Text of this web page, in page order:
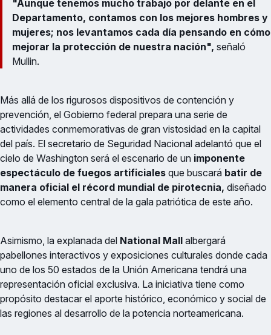
"Aunque tenemos mucho trabajo por delante en el
Departamento, contamos con los mejores hombres y
mujeres; nos levantamos cada día pensando en cómo
mejorar la protección de nuestra nación", señaló
Mullin.
Más allá de los rigurosos dispositivos de contención y
prevención, el Gobierno federal prepara una serie de
actividades conmemorativas de gran vistosidad en la capital
del país. El secretario de Seguridad Nacional adelantó que el
cielo de Washington será el escenario de un imponente
espectáculo de fuegos artificiales que buscará batir de
manera oficial el récord mundial de pirotecnia, diseñado
como el elemento central de la gala patriótica de este año.
Asimismo, la explanada del National Mall albergará
pabellones interactivos y exposiciones culturales donde cada
uno de los 50 estados de la Unión Americana tendrá una
representación oficial exclusiva. La iniciativa tiene como
propósito destacar el aporte histórico, económico y social de
las regiones al desarrollo de la potencia norteamericana.